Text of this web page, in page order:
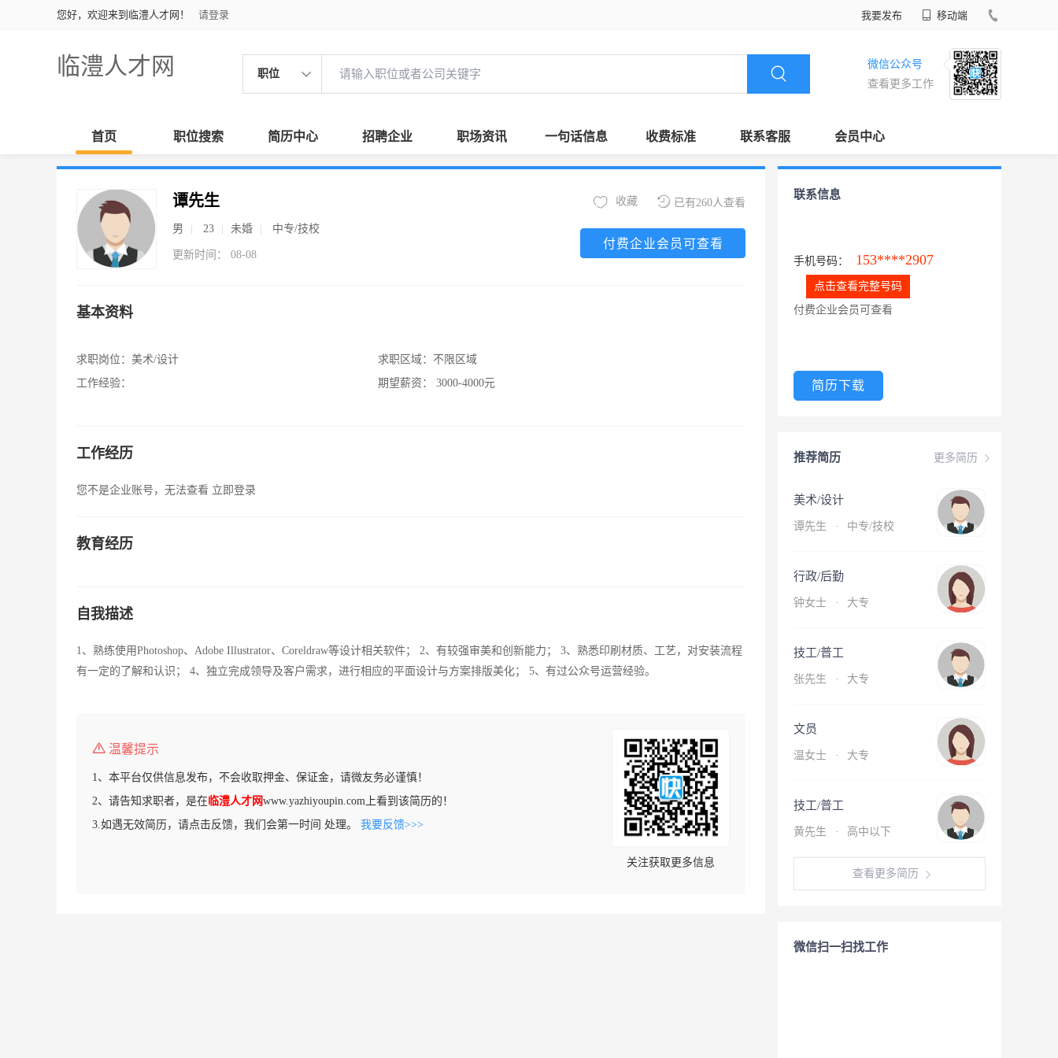
您好，欢迎来到临澧人才网！ 请登录 我要发布 移动端
临澧人才网 职位
微信公众号
查看更多工作
首页 职位搜索 简历中心 招聘企业 职场资讯 一句话信息 收费标准 联系客服 会员中心
谭先生
男 23 未婚 中专/技校
更新时间： 08-08
已有260人查看
收藏
付费企业会员可查看
基本资料
求职岗位： 美术/设计
工作经验：
求职区域： 不限区域
期望薪资：
3000-4000元
工作经历
您不是企业账号，无法查看 立即登录
教育经历
自我描述
1、熟练使用Photoshop、Adobe Illustrator、Coreldraw等设计相关软件； 2、有较强审美和创新能力； 3、熟悉印刷材质、工艺，对安装流程
有一定的了解和认识； 4、独立完成领导及客户需求，进行相应的平面设计与方案排版美化； 5、有过公众号运营经验。
温馨提示
1、本平台仅供信息发布，不会收取押金、保证金，请微友务必谨慎！
2、请告知求职者，是在 临澧人才网www.yazhiyoupin.com上看到该简历的！
3.如遇无效简历，请点击反馈，我们会第一时间 处理。 我要反馈>>>
关注获取更多信息
联系信息
手机号码： 153****2907
点击查看完整号码
付费企业会员可查看
简历下载
更多简历
推荐简历
美术/设计
谭先生 · 中专/技校
行政/后勤
钟女士 · 大专
技工/普工
张先生 · 大专
文员
温女士 · 大专
技工/普工
黄先生 · 高中以下
查看更多简历
微信扫一扫找工作